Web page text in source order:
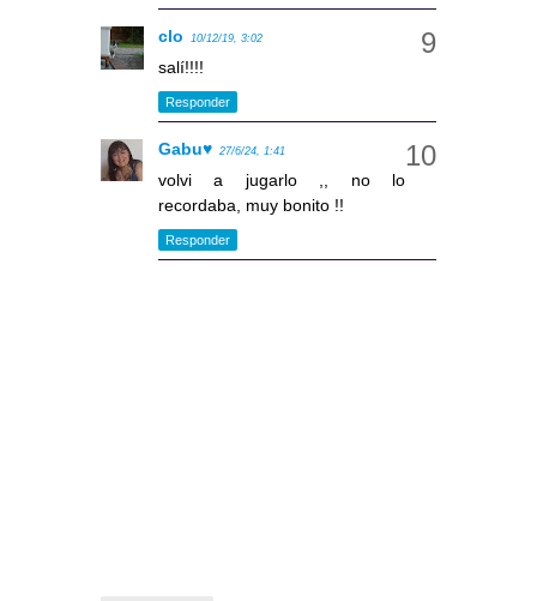
clo 10/12/19, 3:02
salí!!!!
Responder
Gabu♥ 27/6/24, 1:41
volvi a jugarlo ,, no lo
recordaba, muy bonito !!
Responder